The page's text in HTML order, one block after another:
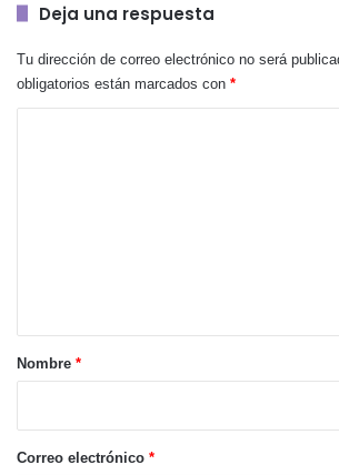
Deja una respuesta
Tu dirección de correo electrónico no será
obligatorios están marcados con *
r
*
Nombre *
Correo electrónico *